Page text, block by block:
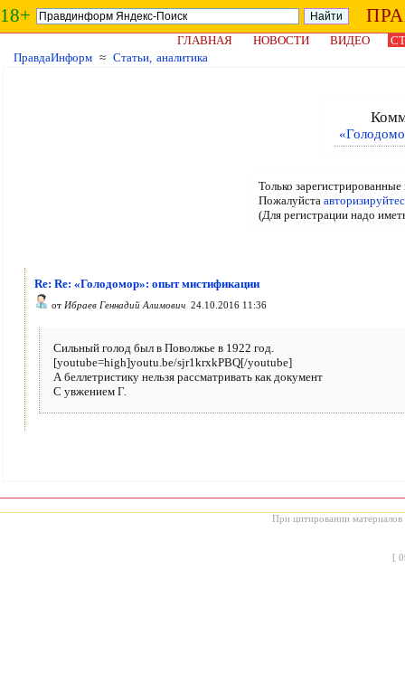
18+
ГЛАВНАЯ НОВОСТИ ВИДЕО
ПравдаИнформ ≈ Статьи, аналитика
Только
Пожалуйста
(Для регистрации надо
Re: Re: «Голодомор»: опыт мистификации
от Ибраев Геннадий Алимович 24.10.2016 11:36
Сильный голод был в Поволжье в 1922 год.
[youtube=high]youtu.be/sjr1krxkPBQ[/youtube]
А беллетристику нельзя рассматривать как документ
С увжением Г.
При цитировании материалов
[